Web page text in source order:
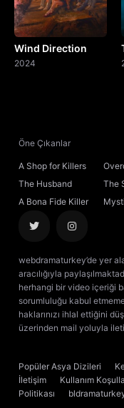
19. Bölüm
20. Bölüm
Wind Direction
2024
Öne Çıkanlar
A Shop for Killers
The Husband
The
A Bona Fide Killer
webdramaturkey’de yer
aracılığıyla
herhangi bir video içeriği
sorumluluğu kabul
haklarınızı ihlal ettiğini
üzerinden mail yoluyla
Popüler Asya Dizileri
İletişim
Kullanım
Politikası